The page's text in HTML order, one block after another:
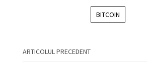
BITCOIN
ARTICOLUL PRECEDENT